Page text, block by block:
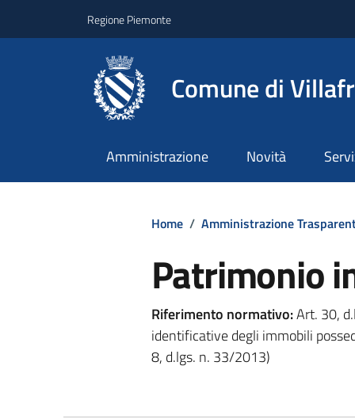
Regione Piemonte
Comune di
Amministrazione Novità
Home / Amministrazione
Patrimonio
Riferimento normativo:Art. 30,
identificative degli immobili
8, d.lgs. n. 33/2013)